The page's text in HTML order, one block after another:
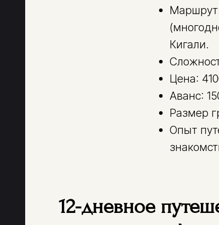
Кигали.
Цена:
Аванс:
Размер
Опыт
12-дневное